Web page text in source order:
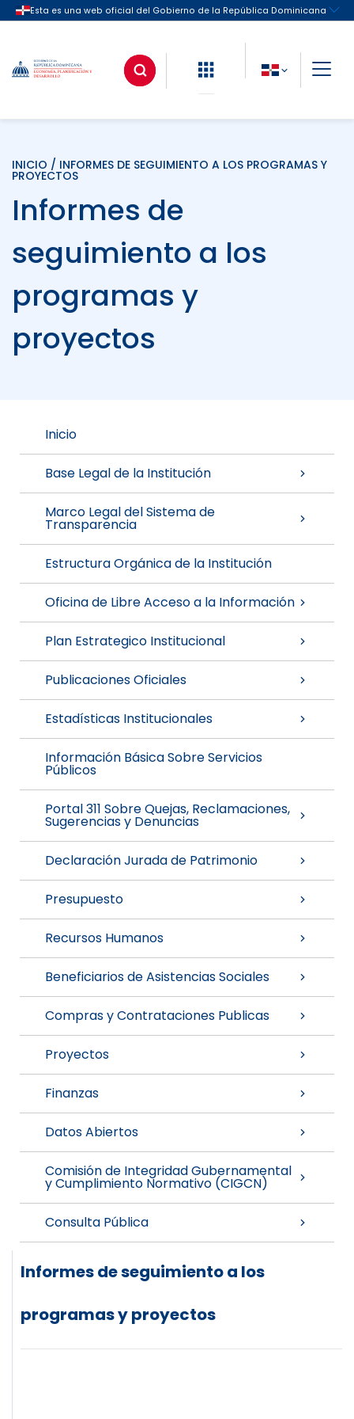
INICIO / INFORMES DE SEGUIMIENTO A LOS PROGRAMAS Y
PROYECTOS
Informes de
seguimiento a los
programas y
proyectos
Inicio
Base Legal de la Institución
Marco Legal del Sistema de
Transparencia
Estructura Orgánica de la Institución
Oficina de Libre Acceso a la Información
Plan Estrategico Institucional
Publicaciones Oficiales
Estadísticas Institucionales
Información Básica Sobre Servicios
Públicos
Portal 311 Sobre Quejas, Reclamaciones,
Sugerencias y Denuncias
Declaración Jurada de Patrimonio
Presupuesto
Recursos Humanos
Beneficiarios de Asistencias Sociales
Compras y Contrataciones Publicas
Proyectos
Finanzas
Datos Abiertos
Comisión de Integridad Gubernamental
y Cumplimiento Normativo (CIGCN)
Consulta Pública
Informes de seguimiento a los
programas y proyectos